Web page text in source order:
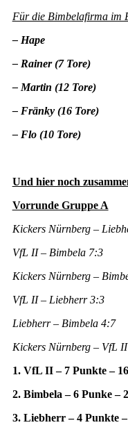
Für die Bimbelafirma im
– Hape
– Rainer (7 Tore)
– Martin (12 Tore)
– Fränky (16 Tore)
– Flo (10 Tore)
Und hier noch
Vorrunde Gruppe A
Kickers Nürnberg –
VfL II – Bimbela 7:3
Kickers Nürnberg –
VfL II – Liebherr 3:3
Liebherr – Bimbela 4:7
Kickers Nürnberg – VfL
1. VfL II – 7 Punkte –
2. Bimbela – 6 Punke –
3. Liebherr – 4 Punkte